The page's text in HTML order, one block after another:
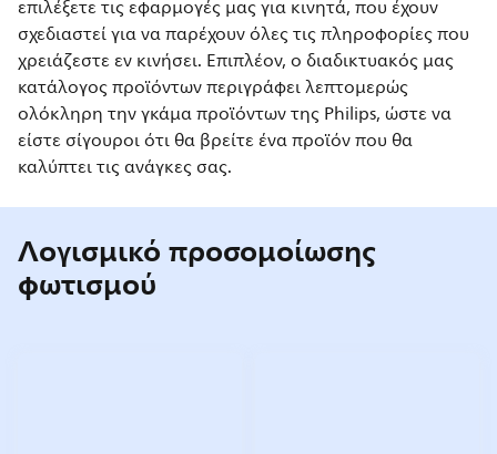
επιλέξετε τις εφαρμογές μας για κινητά, που έχουν
σχεδιαστεί για να παρέχουν όλες τις πληροφορίες που
χρειάζεστε εν κινήσει. Επιπλέον, ο διαδικτυακός μας
κατάλογος προϊόντων περιγράφει λεπτομερώς
ολόκληρη την γκάμα προϊόντων της Philips, ώστε να
είστε σίγουροι ότι θα βρείτε ένα προϊόν που θα
καλύπτει τις ανάγκες σας.
Λογισμικό προσομοίωσης
φωτισμού